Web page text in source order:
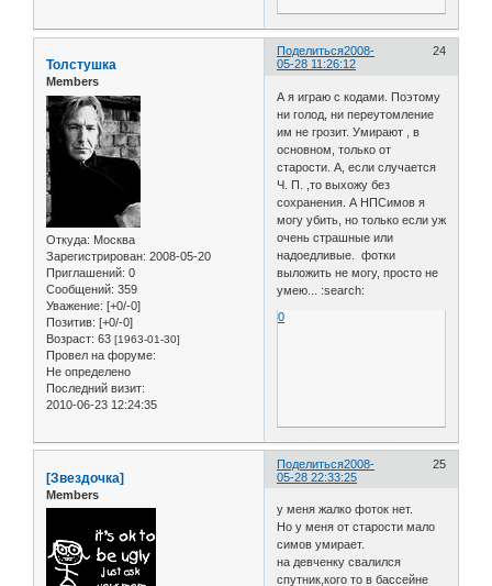
Поделиться 24
2008-
05-28 11:26:12
Толстушка
Members
Откуда: Москва
Зарегистрирован: 2008-05-20
Приглашений: 0
Сообщений: 359
Уважение: [+0/-0]
Позитив: [+0/-0]
Возраст: 63 [1963-01-30]
Провел на форуме:
Не определено
Последний визит:
2010-06-23 12:24:35
А я играю с кодами. Поэтому
ни голод, ни переутомление
им не грозит. Умирают , в
основном, только от
старости. А, если случается
Ч. П. ,то выхожу без
сохранения. А НПСимов я
могу убить, но только если уж
очень страшные или
надоедливые. фотки
выложить не могу, просто не
умею... :search:
0
Поделиться 25
2008-
05-28 22:33:25
[Звездочка]
Members
у меня жалко фоток нет.
Но у меня от старости мало
симов умирает.
на девченку свалился
спутник,кого то в бассейне